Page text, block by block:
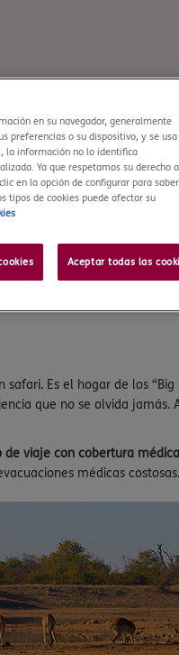
encuentras en Sudáfrica.
es pura diversidad
. Aquí
y hacer en Sudáfrica,
Es el hogar de los
que no se olvida jamás.
de viaje con cobertura
médicas costosas.
en su navegador, generalmente
preferencias o su dispositivo, y se usa
la información no lo identifica
Ya que respetamos su derecho
en la opción de configurar para
tipos de cookies puede afectar su
Aceptar todas las